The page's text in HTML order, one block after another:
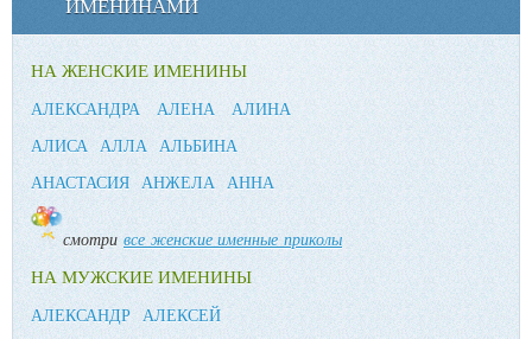
ИМЕНИНАМИ
НА ЖЕНСКИЕ ИМЕНИНЫ
АЛЕКСАНДРА АЛЕНА
АЛИНА
АЛИСА АЛЛА АЛЬБИНА
АНАСТАСИЯ АНЖЕЛА АННА
смотри все женские именные приколы
НА МУЖСКИЕ ИМЕНИНЫ
АЛЕКСАНДР АЛЕКСЕЙ